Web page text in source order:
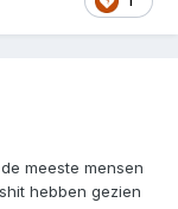
meeste mensen
hebben gezien